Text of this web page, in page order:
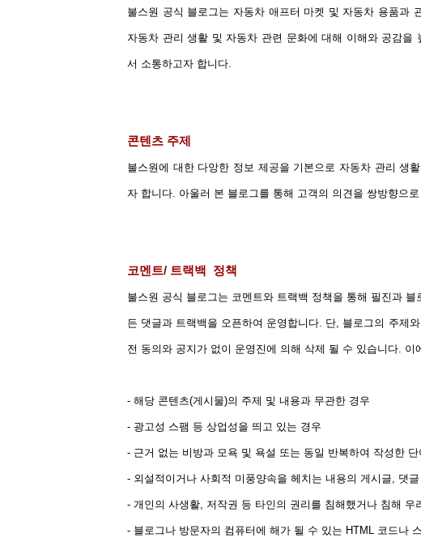
불스원 공식 블로그는 자동차 애프터 마켓 및 자동차 용품과
자동차 관리 생활 및 자동차 관련 문화에 대해 이해와 공감을
서 소통하고자 합니다.
콘텐츠 주제
불스원에 대한 다앙한 정보 제공을 기본으로 자동차 관리 생
자 합니다. 아울러 본 블로그를 통해 고객의 의견을 쌍방향으
코멘트/ 트랙백 정책
불스원 공식 블로그는 코멘트와 트랙백 정책을 통해 필진과
든 댓글과 트랙백을 오픈하여 운영합니다. 단, 블로그의 주제
전 동의와 공지가 없이 운영진에 의해 삭제 될 수 있습니다. 이
- 해당 콘텐츠(게시물)의 주제 및 내용과 무관한 경우
- 광고성 스팸 등 상업성을 띄고 있는 경우
- 근거 없는 비방과 모욕 및 욕설 또는 동일 반복하여 작성한
- 외설적이거나 사회적 미풍양속을 헤치는 내용의 게시글, 댓
- 개인의 사생활, 저작권 등 타인의 권리를 침해했거나 침해 우
- 블로그나 방문자의 컴퓨터에 해가 될 수 있는 HTML 코드나